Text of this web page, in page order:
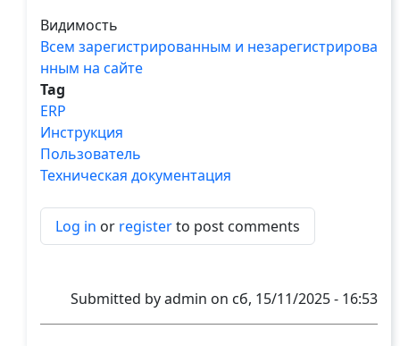
Видимость
Всем зарегистрированным и незарегистрирова
нным на сайте
Tag
ERP
Инструкция
Пользователь
Техническая документация
Log in or registerto post comments
Submitted byadmin on сб, 15/11/2025 - 16:53